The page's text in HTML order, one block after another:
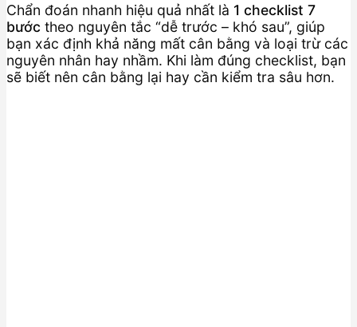
Chẩn đoán nhanh hiệu quả nhất là 1 checklist 7
bước theo nguyên tắc “dễ trước – khó sau”, giúp
bạn xác định khả năng mất cân bằng và loại trừ các
nguyên nhân hay nhầm. Khi làm đúng checklist, bạn
sẽ biết nên cân bằng lại hay cần kiểm tra sâu hơn.